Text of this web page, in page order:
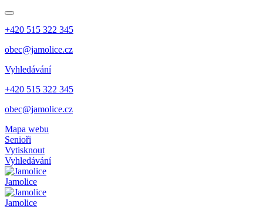
+420 515 322 345
obec@jamolice.cz
Vyhledávání
+420 515 322 345
obec@jamolice.cz
Mapa webu
Senioři
Vytisknout
Vyhledávání
Jamolice
Jamolice